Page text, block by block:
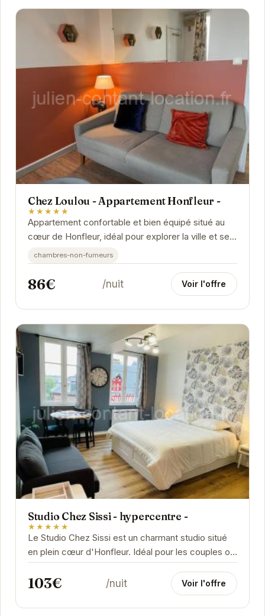
Chez Loulou - Appartement Honfleur -
★★★★★
Appartement confortable et bien équipé situé au
cœur de Honfleur, idéal pour explorer la ville et ses
environs.
chambres-non-fumeurs
86€ /nuit Voir l'offre
Studio Chez Sissi - hypercentre -
★★★★★
Le Studio Chez Sissi est un charmant studio situé
en plein cœur d'Honfleur. Idéal pour les couples ou
les voyageurs solitaires, il offre un espace...
103€ /nuit Voir l'offre